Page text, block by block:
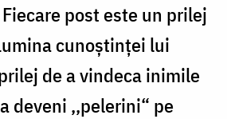
post este un prilej
cunoştinţei lui
de a vindeca inimile
deveni ,,pelerini“ pe